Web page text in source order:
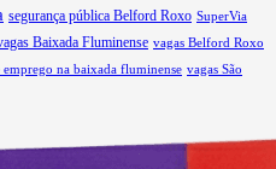
segurança pública Belford Roxo SuperVia
Baixada Fluminense vagas Belford Roxo
emprego na baixada fluminense vagas São